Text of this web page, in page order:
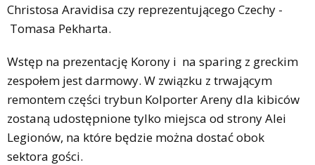
Christosa Aravidisa czy reprezentującego Czechy -
Tomasa Pekharta.
Wstęp na prezentację Korony i na sparing z greckim
zespołem jest darmowy. W związku z trwającym
remontem części trybun Kolporter Areny dla kibiców
zostaną udostępnione tylko miejsca od strony Alei
Legionów, na które będzie można dostać obok
sektora gości.